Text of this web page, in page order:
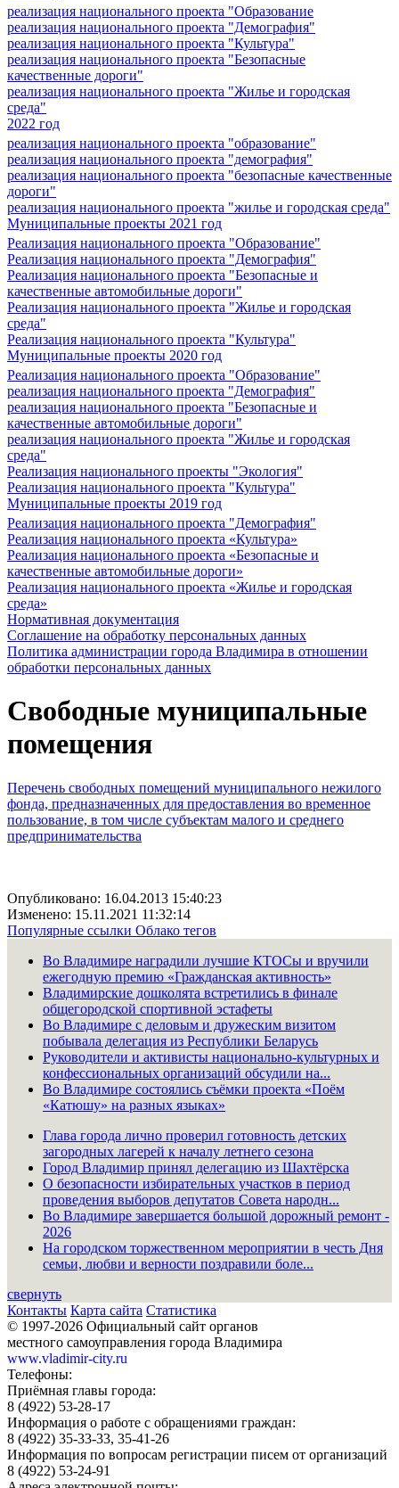
реализация национального проекта "Образование
реализация национального проекта "Демография"
реализация национального проекта "Культура"
реализация национального проекта "Безопасные
качественные дороги"
реализация национального проекта "Жилье и городская
среда"
2022 год
реализация национального проекта "образование"
реализация национального проекта "демография"
реализация национального проекта "безопасные качественные
дороги"
реализация национального проекта "жилье и городская среда"
Муниципальные проекты 2021 год
Реализация национального проекта "Образование"
Реализация национального проекта "Демография"
Реализация национального проекта "Безопасные и
качественные автомобильные дороги"
Реализация национального проекта "Жилье и городская
среда"
Реализация национального проекта "Культура"
Муниципальные проекты 2020 год
Реализация национального проекта "Образование"
реализация национального проекта "Демография"
реализация национального проекта "Безопасные и
качественные автомобильные дороги"
реализация национального проекта "Жилье и городская
среда"
Реализация национального проекты "Экология"
Реализация национального проекта "Культура"
Муниципальные проекты 2019 год
Реализация национального проекта "Демография"
Реализация национального проекта «Культура»
Реализация национального проекта «Безопасные и
качественные автомобильные дороги»
Реализация национального проекта «Жилье и городская
среда»
Нормативная документация
Соглашение на обработку персональных данных
Политика администрации города Владимира в отношении
обработки персональных данных
Свободные муниципальные
помещения
Перечень свободных помещений муниципального нежилого
фонда, предназначенных для предоставления во временное
пользование, в том числе субъектам малого и среднего
предпринимательства
Опубликовано: 16.04.2013 15:40:23
Изменено: 15.11.2021 11:32:14
Популярные ссылки Облако тегов
Во Владимире наградили лучшие КТОСы и вручили
ежегодную премию «Гражданская активность»
Владимирские дошколята встретились в финале
общегородской спортивной эстафеты
Во Владимире с деловым и дружеским визитом
побывала делегация из Республики Беларусь
Руководители и активисты национально-культурных и
конфессиональных организаций обсудили на...
Во Владимире состоялись съёмки проекта «Поём
«Катюшу» на разных языках»
Глава города лично проверил готовность детских
загородных лагерей к началу летнего сезона
Город Владимир принял делегацию из Шахтёрска
О безопасности избирательных участков в период
проведения выборов депутатов Совета народн...
Во Владимире завершается большой дорожный ремонт -
2026
На городском торжественном мероприятии в честь Дня
семьи, любви и верности поздравили боле...
свернуть
Контакты Карта сайта Статистика
© 1997-2026 Официальный сайт органов
местного самоуправления города Владимира
www.vladimir-city.ru
Телефоны:
Приёмная главы города:
8 (4922) 53-28-17
Информация о работе с обращениями граждан:
8 (4922) 35-33-33, 35-41-26
Информация по вопросам регистрации писем от организаций
8 (4922) 53-24-91